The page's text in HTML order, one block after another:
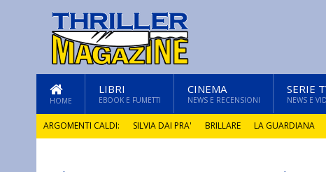
HOME
LIBRI
EBOOK E FUMETTI
CINEMA
NEWS E RECENSIONI
SERIE
NEWS E
ARGOMENTI CALDI: SILVIA DAI PRA' BRILLARE LA GUARDIANA